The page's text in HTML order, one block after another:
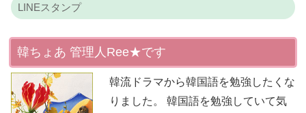
LINEスタンプ
韓ちょあ 管理人Ree★です
韓流ドラマから韓国語を勉強したくな
りました。 韓国語を勉強していて気